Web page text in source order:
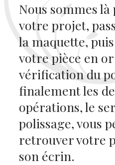
Nous sommes
votre projet,
la maquette, puis
votre pièce en
vérification du
finalement les
opérations, le
polissage, vous
retrouver votre
son écrin.